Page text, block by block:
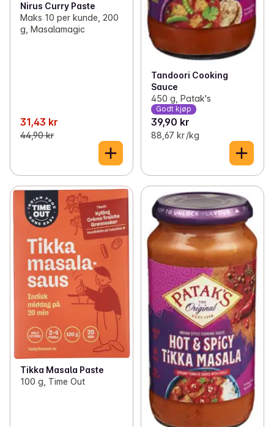
Nirus Curry Paste
Maks 10 per kunde, 200
g, Masalamagic
31,43 kr
44,90 kr
Tandoori Cooking
Sauce
450 g, Patak's
Godt kjøp
39,90 kr
88,67 kr /kg
Tikka Masala Paste
100 g, Time Out